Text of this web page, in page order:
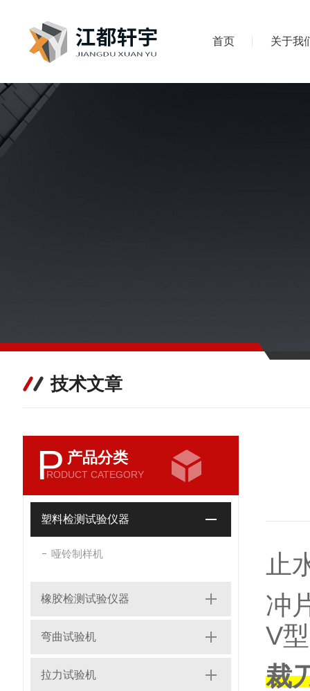
首页 关于我
技术文章
P 产品分类
RODUCT CATEGORY
塑料检测试验仪器
哑铃制样机
橡胶检测试验仪器
弯曲试验机
拉力试验机
止
冲
V
裁